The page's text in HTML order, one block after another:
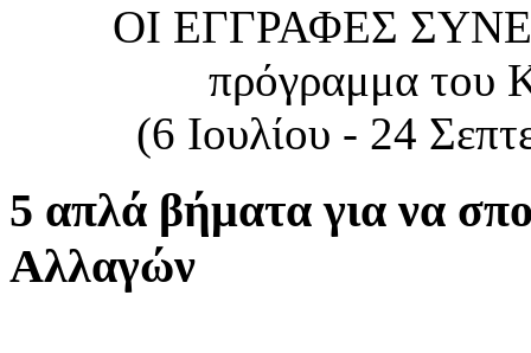
ΟΙ ΕΓΓΡΑΦΕΣ
πρόγραμμα του
(6 Ιουλίου - 24
5 απλά βήματα για να
Αλλαγών